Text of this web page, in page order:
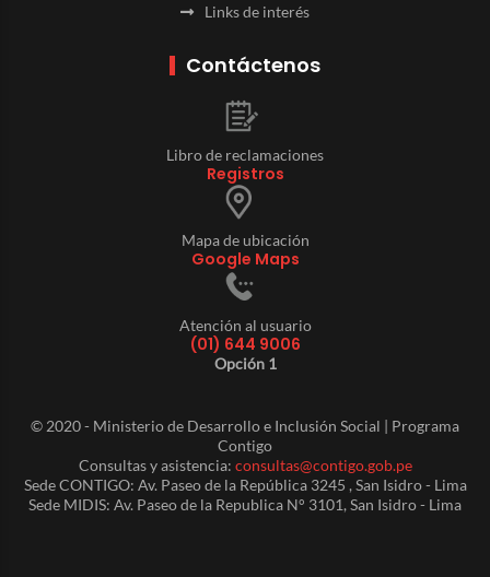
Links de interés
Contáctenos
Libro de reclamaciones
Registros
Mapa de ubicación
Google Maps
Atención al usuario
(01) 644 9006
Opción 1
© 2020 - Ministerio de Desarrollo e Inclusión Social | Programa
Contigo
Consultas y asistencia: consultas@contigo.gob.pe
Sede CONTIGO: Av. Paseo de la República 3245 , San Isidro - Lima
Sede MIDIS: Av. Paseo de la Republica N° 3101, San Isidro - Lima